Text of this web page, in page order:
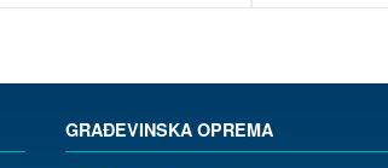
GRAĐEVINSKA OPREMA